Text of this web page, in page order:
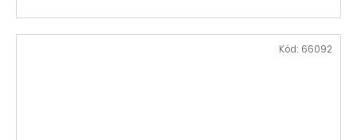
Kód: 66092